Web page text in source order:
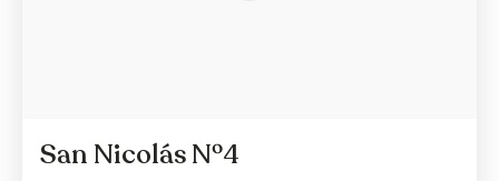
San Nicolás Nº4